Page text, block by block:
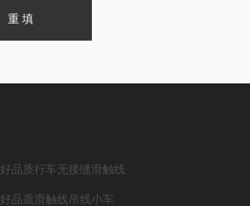
好品质行车无接缝滑触线
好品质滑触线吊线小车